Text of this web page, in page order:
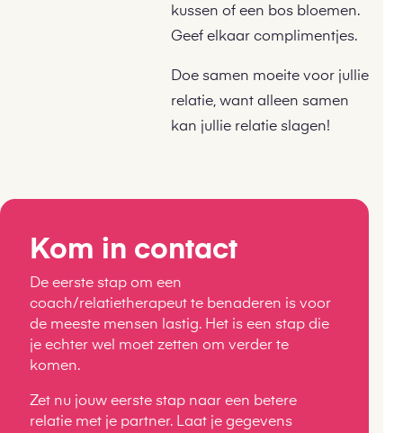
kussen of een bos bloemen.
Geef elkaar complimentjes.
Doe samen moeite voor jullie
relatie, want alleen samen
kan jullie relatie slagen!
Kom in contact
De eerste stap om een
coach/relatietherapeut te benaderen is voor
de meeste mensen lastig. Het is een stap die
je echter wel moet zetten om verder te
komen.
Zet nu jouw eerste stap naar een betere
relatie met je partner. Laat je gegevens